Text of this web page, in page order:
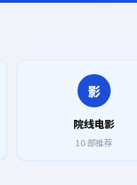
影
院线电影
10部推荐